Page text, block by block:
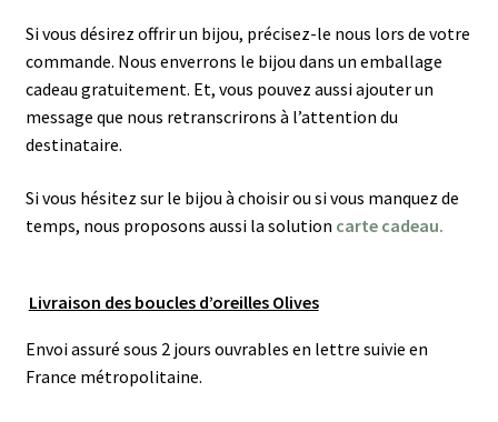
Si vous désirez offrir un bijou, précisez-le nous lors de votre
commande. Nous enverrons le bijou dans un emballage
cadeau gratuitement. Et, vous pouvez aussi ajouter un
message que nous retranscrirons à l’attention du
destinataire.
Si vous hésitez sur le bijou à choisir ou si vous manquez de
temps, nous proposons aussi la solution carte cadeau.
Livraison des boucles d’oreilles Olives
Envoi assuré sous 2 jours ouvrables en lettre suivie en
France métropolitaine.